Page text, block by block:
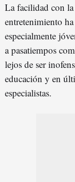
La facilidad con
entretenimiento
especialmente
a pasatiempos
lejos de ser
educación y en
especialistas.